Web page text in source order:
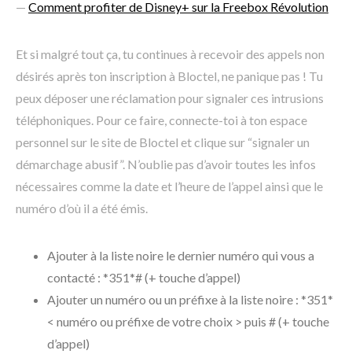
— Comment profiter de Disney+ sur la Freebox Révolution
Et si malgré tout ça, tu continues à recevoir des appels non
désirés après ton inscription à Bloctel, ne panique pas ! Tu
peux déposer une réclamation pour signaler ces intrusions
téléphoniques. Pour ce faire, connecte-toi à ton espace
personnel sur le site de Bloctel et clique sur “signaler un
démarchage abusif”. N’oublie pas d’avoir toutes les infos
nécessaires comme la date et l’heure de l’appel ainsi que le
numéro d’où il a été émis.
Ajouter à la liste noire le dernier numéro qui vous a
contacté : *351*# (+ touche d’appel)
Ajouter un numéro ou un préfixe à la liste noire : *351*
< numéro ou préfixe de votre choix > puis # (+ touche
d’appel)